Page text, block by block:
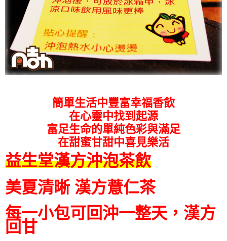
簡單生活中豐富幸福香飲
在心靈中找到起源
富足生命的單純色彩與滿足
在甜蜜甘甜中喜見樂活
益生堂漢方沖泡茶飲
美夏清晰 漢方薏仁茶
每一小包可回沖一整天，漢方
回甘